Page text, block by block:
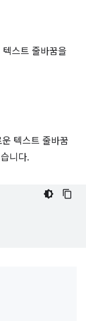
스트 줄바꿈을
운 텍스트 줄바꿈
니다.